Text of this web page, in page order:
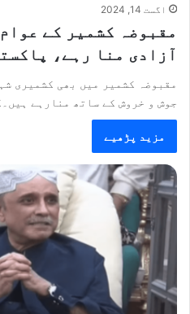
اگست 14, 2024
مقبوضہ کشمیر کے
آزادی منا رہے،
مقبوضہ کشمیر میں بھی کشمیری
جوش و خروش کے ساتھ منارہے
مزید پڑھیے